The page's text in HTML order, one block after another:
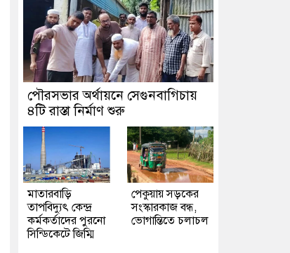
পৌরসভার অর্থায়নে সেগুনবাগিচায়
৪টি রাস্তা নির্মাণ শুরু
মাতারবাড়ি
তাপবিদ্যুৎ কেন্দ্র
কর্মকর্তাদের পুরনো
সিন্ডিকেটে জিম্মি
পেকুয়ায় সড়কের
সংস্কারকাজ বন্ধ,
ভোগান্তিতে চলাচল